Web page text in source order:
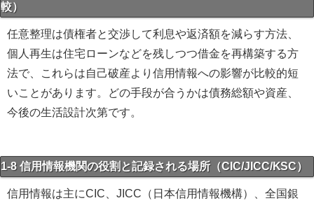
較）
任意整理は債権者と交渉して利息や返済額を減らす方法、
個人再生は住宅ローンなどを残しつつ借金を再構築する方
法で、これらは自己破産より信用情報への影響が比較的短
いことがあります。どの手段が合うかは債務総額や資産、
今後の生活設計次第です。
1-8 信用情報機関の役割と記録される場所（CIC/JICC/KSC）
信用情報は主にCIC、JICC（日本信用情報機構）、全国銀